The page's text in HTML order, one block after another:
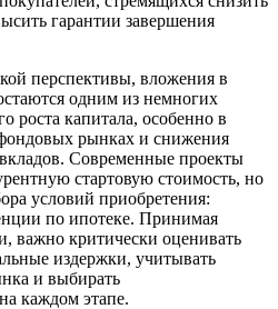
гарантии завершения
перспективы, вложения в
одним из немногих
роста капитала, особенно в
рынках и снижения
Современные проекты
стартовую стоимость, но
условий приобретения:
по ипотеке. Принимая
важно критически оценивать
издержки, учитывать
и выбирать
каждом этапе.